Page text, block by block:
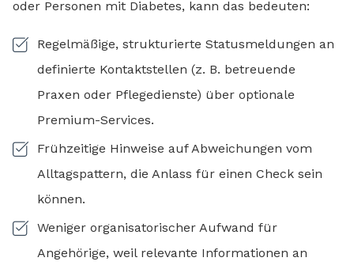
oder Personen mit Diabetes, kann das bedeuten:
Regelmäßige, strukturierte Statusmeldungen an
definierte Kontaktstellen (z. B. betreuende
Praxen oder Pflegedienste) über optionale
Premium-Services.
Frühzeitige Hinweise auf Abweichungen vom
Alltagspattern, die Anlass für einen Check sein
können.
Weniger organisatorischer Aufwand für
Angehörige, weil relevante Informationen an